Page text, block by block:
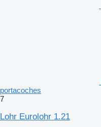
portacoches
7
Lohr Eurolohr 1.21